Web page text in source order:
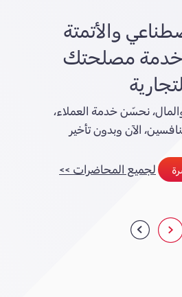
والأتمتة
خدمة مصلحتك
نحسّن خدمة العملاء،
الآن وبدون تأخير
لجميع المحاضرات >>